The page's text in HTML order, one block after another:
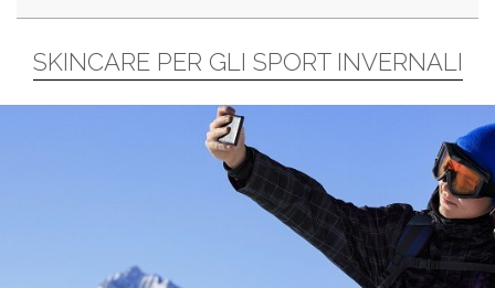
SKINCARE PER GLI SPORT INVERNALI